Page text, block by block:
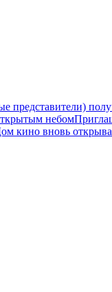
представители)
небом
кино вновь